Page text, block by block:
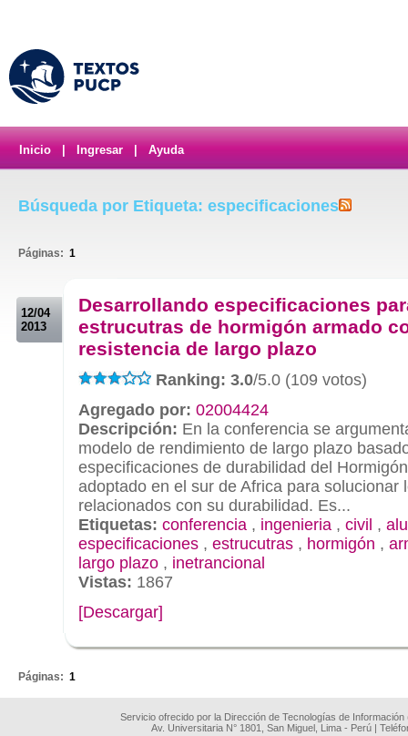
Inicio Ingresar Ayuda
Búsqueda por Etiqueta: especificaciones
Páginas: 1
12/04
2013
Desarrollando especificaciones
estrucutras de hormigón armado
resistencia de largo plazo
Ranking: 3.0/5.0 (109 votos)
Agregado por: 02004424
Descripción: En la conferencia se
modelo de rendimiento de largo plazo
especificaciones de durabilidad del
adoptado en el sur de Africa para solucionar
relacionados con su durabilidad. Es...
Etiquetas: conferencia , ingenieria , civil ,
especificaciones , estrucutras , hormigón ,
largo plazo , inetrancional
Vistas: 1867
[Descargar]
Páginas: 1
Servicio ofrecido por la Dirección de Tecnologías de
Av. Universitaria N° 1801, San Miguel, Lima - Perú |